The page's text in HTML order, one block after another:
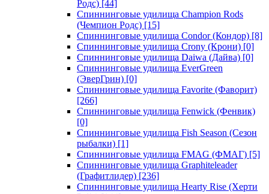
Родс) [44]
Спиннинговые удилища Champion Rods
(Чемпион Родс) [15]
Спиннинговые удилища Condor (Кондор) [8]
Спиннинговые удилища Crony (Крони) [0]
Спиннинговые удилища Daiwa (Дайва) [0]
Спиннинговые удилища EverGreen
(ЭверГрин) [0]
Спиннинговые удилища Favorite (Фаворит)
[266]
Спиннинговые удилища Fenwick (Фенвик)
[0]
Спиннинговые удилища Fish Season (Сезон
рыбалки) [1]
Спиннинговые удилища FMAG (ФМАГ) [5]
Спиннинговые удилища Graphiteleader
(Графитлидер) [236]
Спиннинговые удилища Hearty Rise (Херти